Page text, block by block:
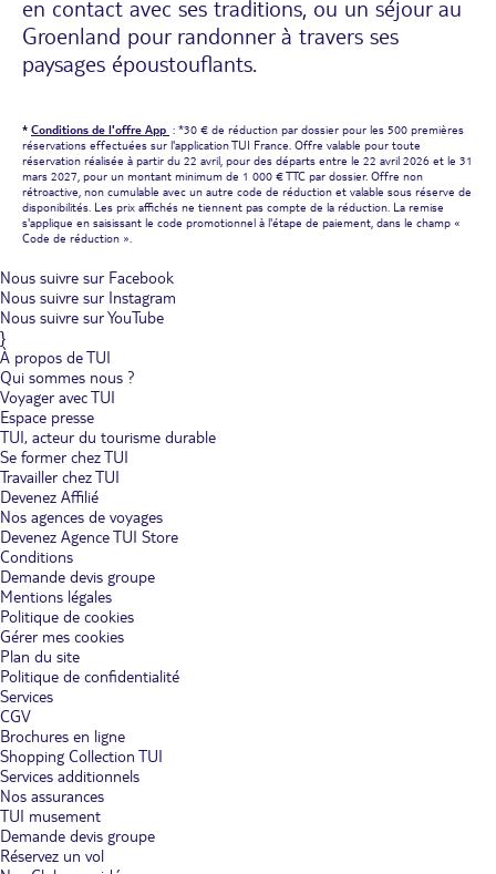
en contact avec ses traditions, ou un séjour au
Groenland pour randonner à travers ses
paysages époustouflants.
* Conditions de l'offre App : *30 € de réduction par dossier pour les 500 premières
réservations effectuées sur l'application TUI France. Offre valable pour toute
réservation réalisée à partir du 22 avril, pour des départs entre le 22 avril 2026 et le 31
mars 2027, pour un montant minimum de 1 000 € TTC par dossier. Offre non
rétroactive, non cumulable avec un autre code de réduction et valable sous réserve de
disponibilités. Les prix affichés ne tiennent pas compte de la réduction. La remise
s'applique en saisissant le code promotionnel à l'étape de paiement, dans le champ «
Code de réduction ».
Nous suivre sur Facebook
Nous suivre sur Instagram
Nous suivre sur YouTube
}
À propos de TUI
Qui sommes nous ?
Voyager avec TUI
Espace presse
TUI, acteur du tourisme durable
Se former chez TUI
Travailler chez TUI
Devenez Affilié
Nos agences de voyages
Devenez Agence TUI Store
Conditions
Demande devis groupe
Mentions légales
Politique de cookies
Gérer mes cookies
Plan du site
Politique de confidentialité
Services
CGV
Brochures en ligne
Shopping Collection TUI
Services additionnels
Nos assurances
TUI musement
Demande devis groupe
Réservez un vol